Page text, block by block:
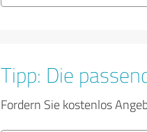
Tipp: Die
Fordern Sie kostenlos